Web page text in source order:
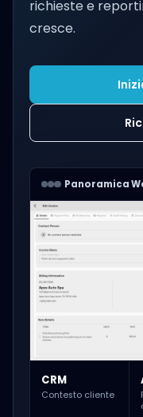
richieste e
cresce.
Panoramica
CRM
Contesto cliente